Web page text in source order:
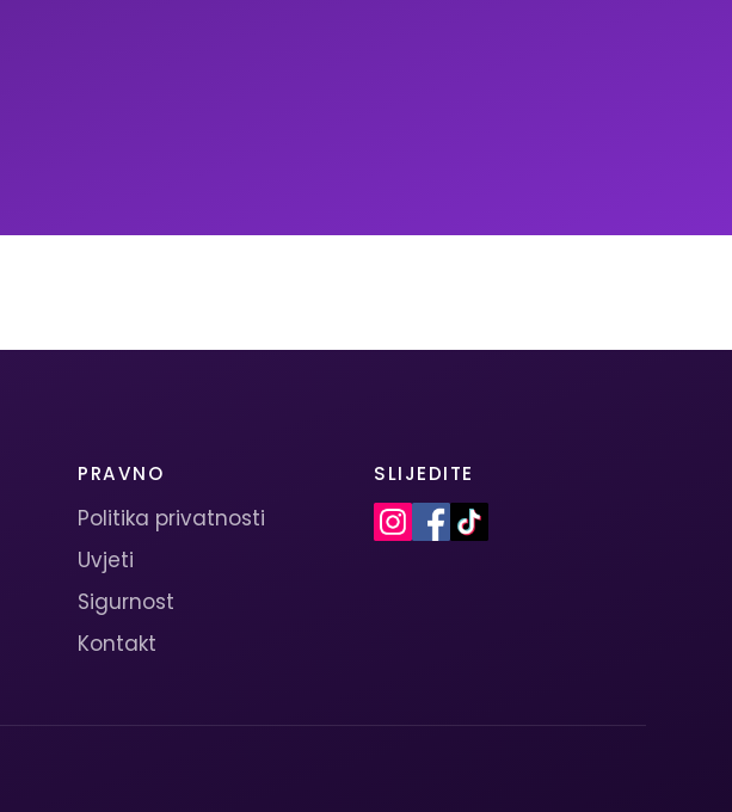
PRAVNO
Politika privatnosti
Uvjeti
Sigurnost
Kontakt
SLIJEDITE